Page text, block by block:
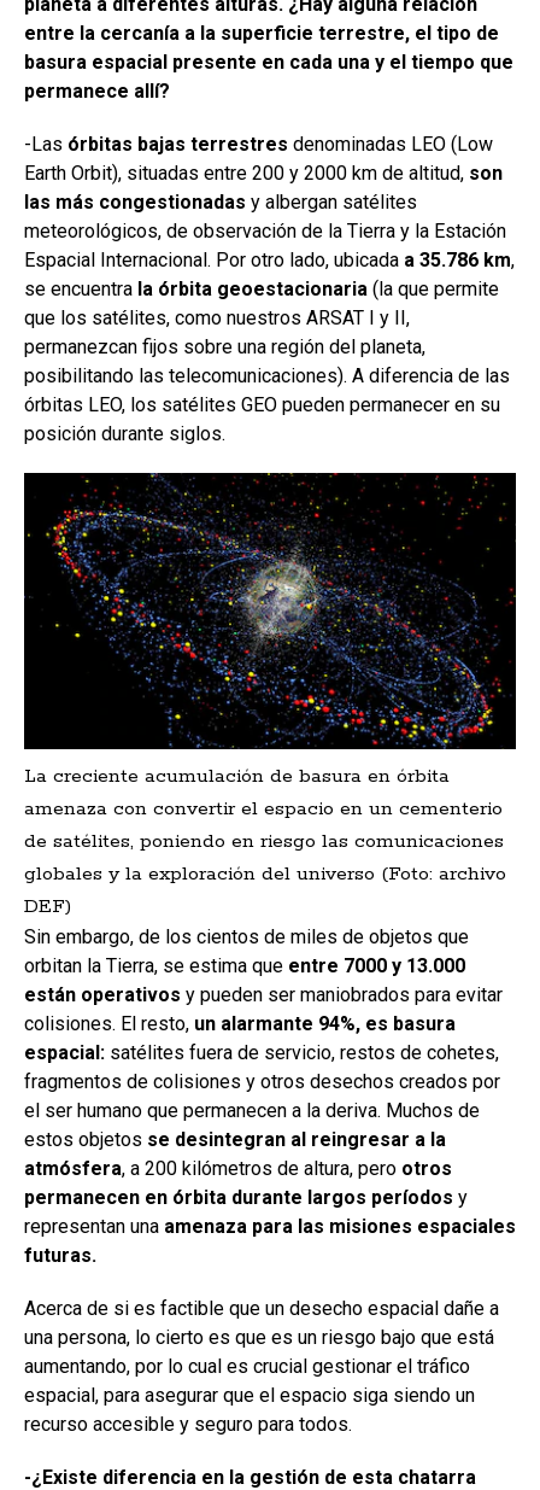
entre la cercanía a la superficie terrestre, el tipo de
basura espacial presente en cada una y el tiempo que
permanece allí?
-Las órbitas bajas terrestres denominadas LEO (Low
Earth Orbit), situadas entre 200 y 2000 km de altitud, son
las más congestionadas y albergan satélites
meteorológicos, de observación de la Tierra y la Estación
Espacial Internacional. Por otro lado, ubicada a 35.786 km,
se encuentra la órbita geoestacionaria (la que permite
que los satélites, como nuestros ARSAT I y II,
permanezcan fijos sobre una región del planeta,
posibilitando las telecomunicaciones). A diferencia de las
órbitas LEO, los satélites GEO pueden permanecer en su
posición durante siglos.
La creciente acumulación de basura en órbita
amenaza con convertir el espacio en un cementerio
de satélites, poniendo en riesgo las comunicaciones
globales y la exploración del universo (Foto: archivo
DEF)
Sin embargo, de los cientos de miles de objetos que
orbitan la Tierra, se estima que entre 7000 y 13.000
están operativos y pueden ser maniobrados para evitar
colisiones. El resto, un alarmante 94%, es basura
espacial: satélites fuera de servicio, restos de cohetes,
fragmentos de colisiones y otros desechos creados por
el ser humano que permanecen a la deriva. Muchos de
estos objetos se desintegran al reingresar a la
atmósfera, a 200 kilómetros de altura, pero otros
permanecen en órbita durante largos períodos y
representan una amenaza para las misiones espaciales
futuras.
Acerca de si es factible que un desecho espacial dañe a
una persona, lo cierto es que es un riesgo bajo que está
aumentando, por lo cual es crucial gestionar el tráfico
espacial, para asegurar que el espacio siga siendo un
recurso accesible y seguro para todos.
-¿Existe diferencia en la gestión de esta chatarra